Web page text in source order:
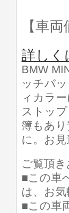
【車両
詳しく
BMW
ッチバ
ィカラ
ストッ
簿もあ
に。お
ご覧頂
■この車
は、お
■この車